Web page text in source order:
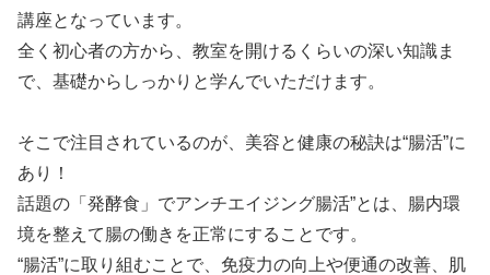
講座となっています。
全く初心者の方から、教室を開けるくらいの深い知識ま
で、基礎からしっかりと学んでいただけます。
そこで注目されているのが、美容と健康の秘訣は“腸活”に
あり！
話題の「発酵食」でアンチエイジング腸活”とは、腸内環
境を整えて腸の働きを正常にすることです。
“腸活”に取り組むことで、免疫力の向上や便通の改善、肌